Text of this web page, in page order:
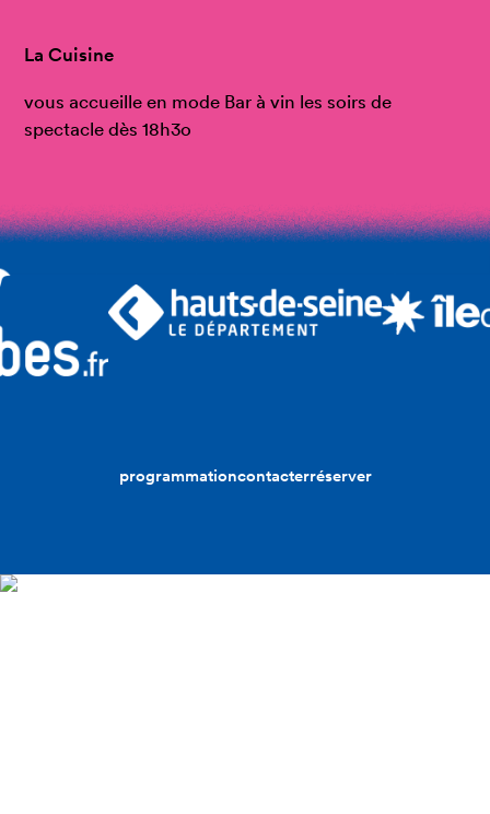
La Cuisine
vous accueille en mode Bar à vin les soirs de
spectacle dès 18h3o
programmationcontacterréserver